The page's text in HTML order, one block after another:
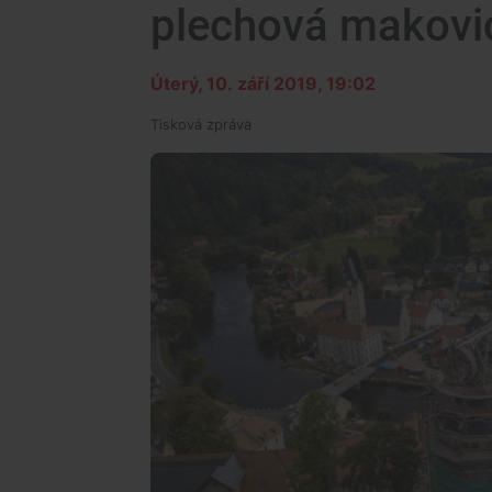
plechová
Úterý, 10. září 2019, 19:02
Tisková zpráva